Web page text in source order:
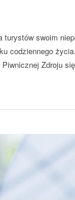
swoim
codziennego
Zdroju